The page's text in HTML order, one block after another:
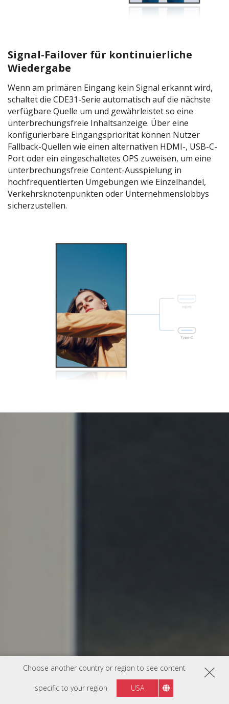
Choose another country or region to see content
specific to your region USA
Signal-Failover für kontinuierliche
Wiedergabe
Wenn am primären Eingang kein Signal erkannt wird,
schaltet die CDE31-Serie automatisch auf die nächste
verfügbare Quelle um und gewährleistet so eine
unterbrechungsfreie Inhaltsanzeige. Über eine
konfigurierbare Eingangspriorität können Nutzer
Fallback-Quellen wie einen alternativen HDMI-, USB-C-
Port oder ein eingeschaltetes OPS zuweisen, um eine
unterbrechungsfreie Content-Ausspielung in
hochfrequentierten Umgebungen wie Einzelhandel,
Verkehrsknotenpunkten oder Unternehmenslobbys
sicherzustellen.